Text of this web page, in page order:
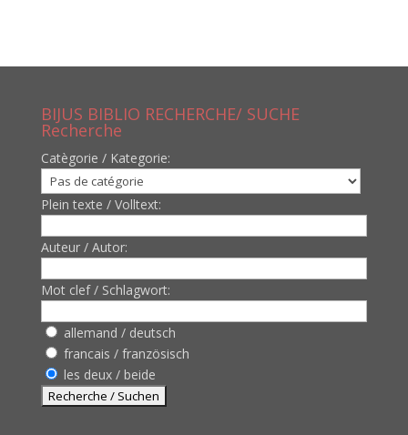
BIJUS BIBLIO RECHERCHE/ SUCHE
Recherche
Catègorie / Kategorie:
Plein texte / Volltext:
Auteur / Autor:
Mot clef / Schlagwort:
allemand / deutsch
francais / französisch
les deux / beide